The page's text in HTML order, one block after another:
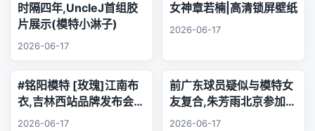
时隔四年,UncleJ首组胶
片展示(模特小淋子)
2026-06-17
女神章若楠|高清锁屏壁纸
2026-06-17
#铭阳模特 [玫瑰]江南布
衣,吉林西站品牌发布会..
乐器演奏
2026-06-17
前广东球员疑似与模特女
友复合,朱芳雨北京参加品
牌活动,王少杰韩国游玩
2026-06-17